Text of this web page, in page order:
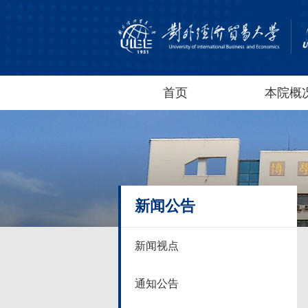
首页 本院概
新闻公告
新闻视点
通知公告